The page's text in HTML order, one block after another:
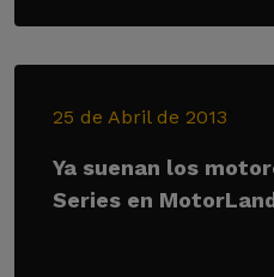
25 de Abril de 2013
Ya suenan los
Series en